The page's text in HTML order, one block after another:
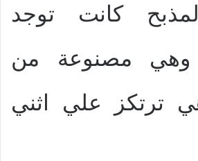
كانت توجد
وهي مصنوعة من
ترتكز علي اثني